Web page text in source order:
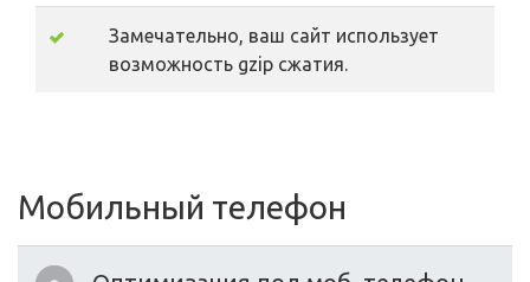
Замечательно, ваш сайт использует
возможность gzip сжатия.
Мобильный телефон